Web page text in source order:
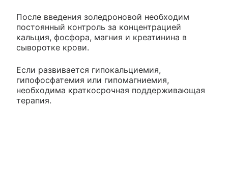
После введения золедроновой необходим
постоянный контроль за концентрацией
кальция, фосфора, магния и креатинина в
сыворотке крови.
Если развивается гипокальциемия,
гипофосфатемия или гипомагниемия,
необходима краткосрочная поддерживающая
терапия.